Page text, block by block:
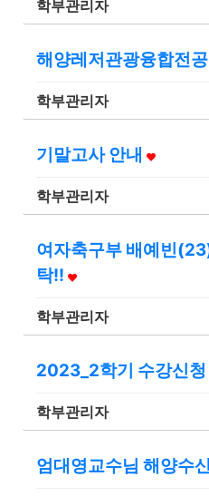
학부관리자
해양레저관광융합전
학부관리자
기말고사 안내
학부관리자
여자축구부 배예빈
탁!!
학부관리자
2023_2학기 수강신청
학부관리자
엄대영교수님 해양수